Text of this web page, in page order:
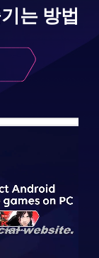
는 방법